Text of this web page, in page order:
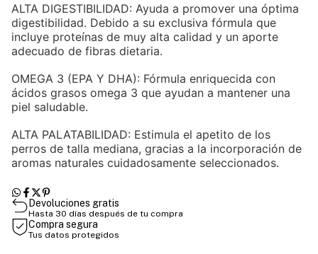
ALTA DIGESTIBILIDAD: Ayuda a promover una óptima
digestibilidad. Debido a su exclusiva fórmula que
incluye proteínas de muy alta calidad y un aporte
adecuado de fibras dietaria.
OMEGA 3 (EPA Y DHA): Fórmula enriquecida con
ácidos grasos omega 3 que ayudan a mantener una
piel saludable.
ALTA PALATABILIDAD: Estimula el apetito de los
perros de talla mediana, gracias a la incorporación de
aromas naturales cuidadosamente seleccionados.
Devoluciones gratis
Hasta 30 días después de tu compra
Compra segura
Tus datos protegidos